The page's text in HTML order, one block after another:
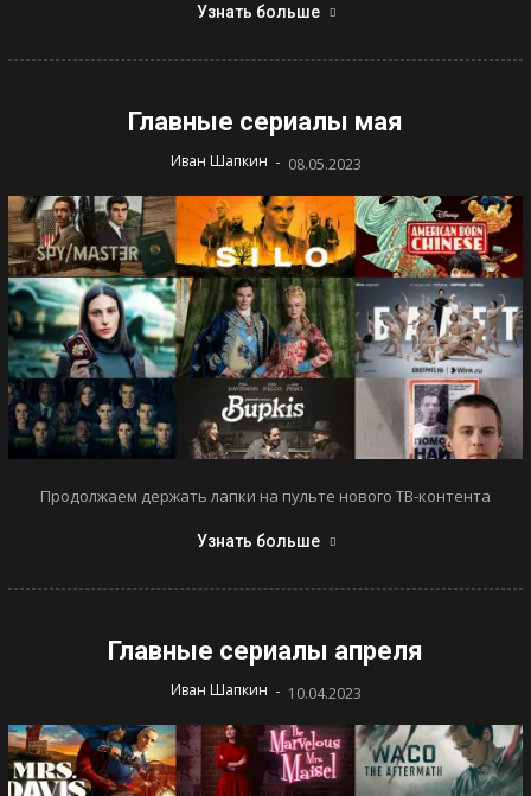
Узнать больше
Главные сериалы мая
Иван Шапкин - 08.05.2023
Продолжаем держать лапки на пульте нового ТВ-контента
Узнать больше
Главные сериалы апреля
Иван Шапкин - 10.04.2023